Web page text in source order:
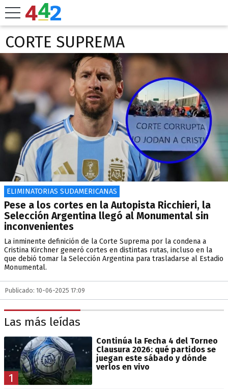
CORTE SUPREMA
ELIMINATORIAS SUDAMERICANAS
Pese a los cortes en la Autopista Ricchieri, la
Selección Argentina llegó al Monumental sin
inconvenientes
La inminente definición de la Corte Suprema por la condena a
Cristina Kirchner generó cortes en distintas rutas, incluso en la
que debió tomar la Selección Argentina para trasladarse al Estadio
Monumental.
Publicado: 10-06-2025 17:09
Las más leídas
1
Continúa la Fecha 4 del Torneo
Clausura 2026: qué partidos se
juegan este sábado y dónde
verlos en vivo